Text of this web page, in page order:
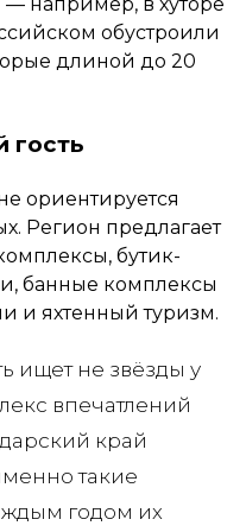
обустроили
длиной до 20
гость
ориентируется
Регион предлагает
бутик-
банные комплексы
и яхтенный туризм.
ищет не звёзды у
впечатлений
край
такие
годом их